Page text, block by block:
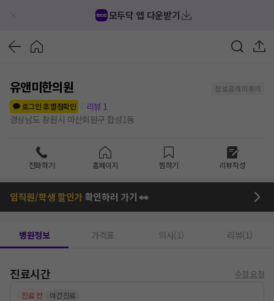
모두닥 앱 다운받기
유앤미한의원
정보공개 미동의
로그인 후 별점확인
리뷰 1
경상남도 창원시 마산회원구 합성1동
전화하기 홈페이지 찜하기 리뷰작성
임직원/학생 할인가확인하러 가기 👀
병원정보 가격표 의사(1) 리뷰(1)
진료시간 수정 요청
진료 전 야간진료